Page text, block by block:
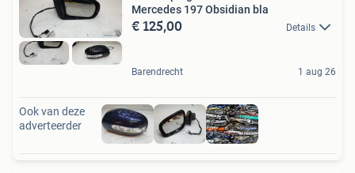
Mercedes 197 Obsidian bla
€ 125,00 Details
Barendrecht 1 aug 26
Ook van deze
adverteerder